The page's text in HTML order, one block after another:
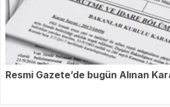
Resmi Gazete’de bugün Alınan